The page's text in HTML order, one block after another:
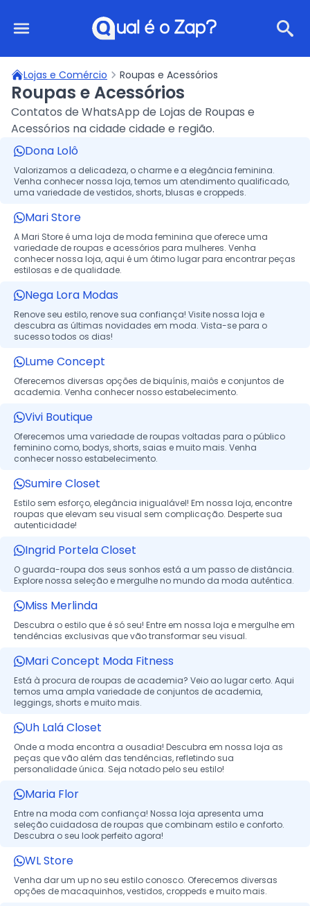
Qual é o Zap?
Lojas e Comércio Roupas e Acessórios
Roupas e Acessórios
Contatos de WhatsApp de Lojas de Roupas e
Acessórios na cidade cidade e região.
Dona Lolô
Valorizamos a delicadeza, o charme e a elegância feminina.
Venha conhecer nossa loja, temos um atendimento qualificado,
uma variedade de vestidos, shorts, blusas e croppeds.
Mari Store
A Mari Store é uma loja de moda feminina que oferece uma
variedade de roupas e acessórios para mulheres. Venha
conhecer nossa loja, aqui é um ótimo lugar para encontrar peças
estilosas e de qualidade.
Nega Lora Modas
Renove seu estilo, renove sua confiança! Visite nossa loja e
descubra as últimas novidades em moda. Vista-se para o
sucesso todos os dias!
Lume Concept
Oferecemos diversas opções de biquínis, maiôs e conjuntos de
academia. Venha conhecer nosso estabelecimento.
Vivi Boutique
Oferecemos uma variedade de roupas voltadas para o público
feminino como, bodys, shorts, saias e muito mais. Venha
conhecer nosso estabelecimento.
Sumire Closet
Estilo sem esforço, elegância inigualável! Em nossa loja, encontre
roupas que elevam seu visual sem complicação. Desperte sua
autenticidade!
Ingrid Portela Closet
O guarda-roupa dos seus sonhos está a um passo de distância.
Explore nossa seleção e mergulhe no mundo da moda autêntica.
Miss Merlinda
Descubra o estilo que é só seu! Entre em nossa loja e mergulhe em
tendências exclusivas que vão transformar seu visual.
Mari Concept Moda Fitness
Está à procura de roupas de academia? Veio ao lugar certo. Aqui
temos uma ampla variedade de conjuntos de academia,
leggings, shorts e muito mais.
Uh Lalá Closet
Onde a moda encontra a ousadia! Descubra em nossa loja as
peças que vão além das tendências, refletindo sua
personalidade única. Seja notado pelo seu estilo!
Maria Flor
Entre na moda com confiança! Nossa loja apresenta uma
seleção cuidadosa de roupas que combinam estilo e conforto.
Descubra o seu look perfeito agora!
WL Store
Venha dar um up no seu estilo conosco. Oferecemos diversas
opções de macaquinhos, vestidos, croppeds e muito mais.